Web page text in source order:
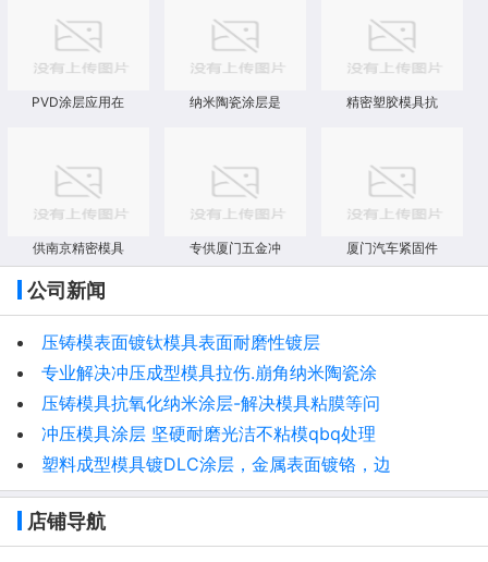
PVD涂层应用在 纳米陶瓷涂层是 精密塑胶模具抗
供南京精密模具 专供厦门五金冲 厦门汽车紧固件
公司新闻
压铸模表面镀钛模具表面耐磨性镀层
专业解决冲压成型模具拉伤.崩角纳米陶瓷涂
压铸模具抗氧化纳米涂层-解决模具粘膜等问
冲压模具涂层 坚硬耐磨光洁不粘模qbq处理
塑料成型模具镀DLC涂层，金属表面镀铬，边
店铺导航